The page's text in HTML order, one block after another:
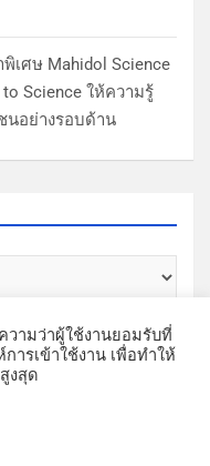
เศษ Mahidol Science
Science ให้ความรู้
นอย่างรอบด้าน
University | Theme by
ามว่าผู้ใช้งานยอมรับที่
ารเข้าใช้งาน เพื่อทำให้
งสุด